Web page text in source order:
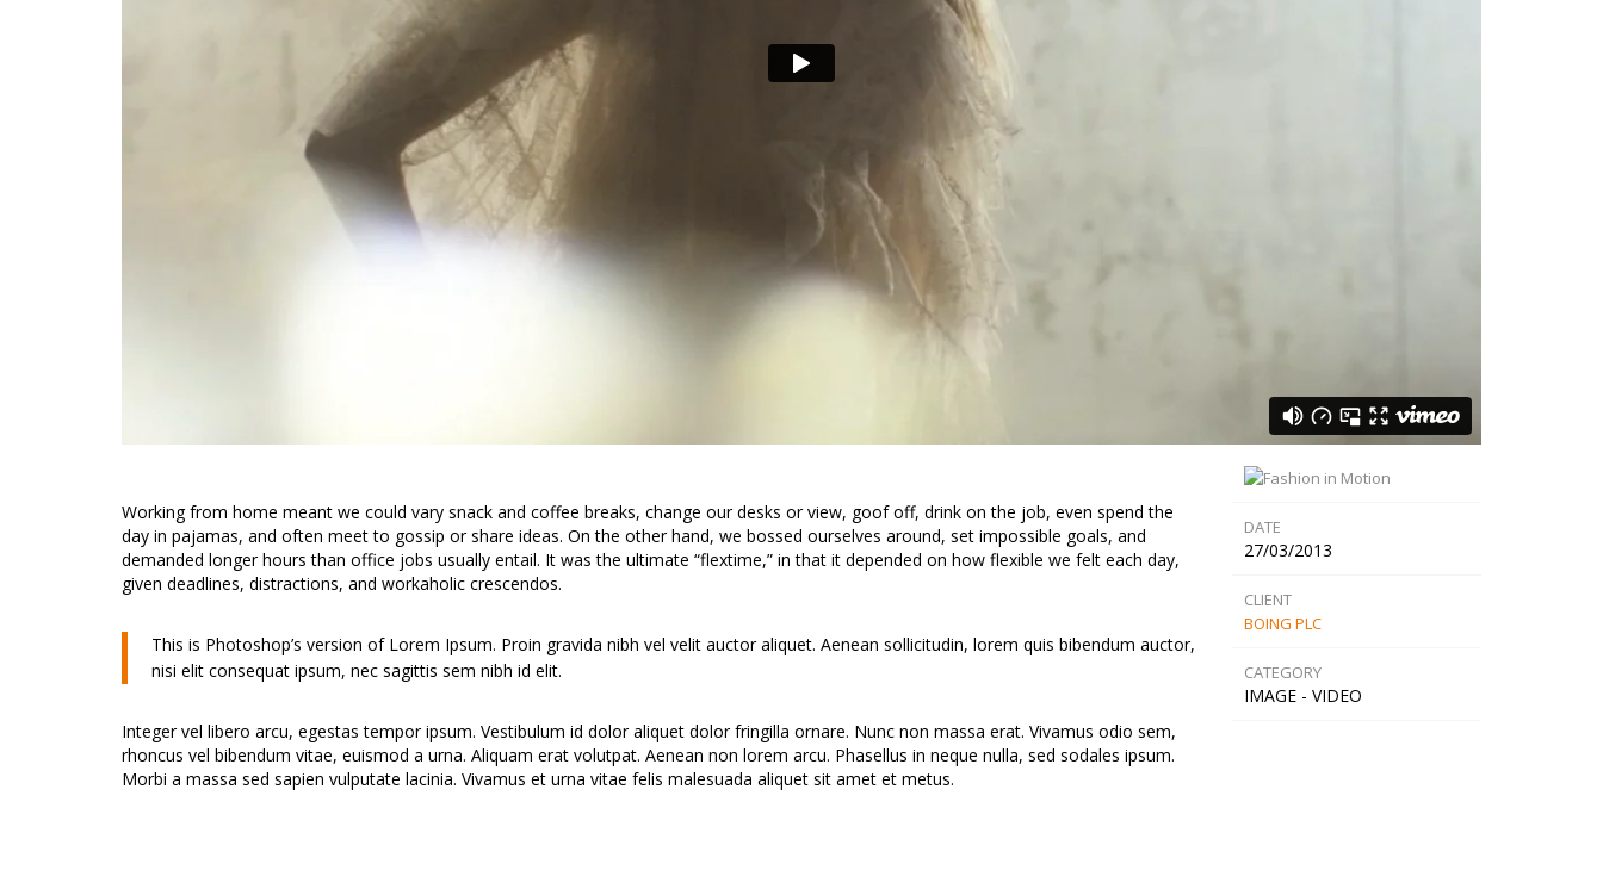
Working from home meant we could vary snack and coffee breaks, change our desks or view, goof off, drink on the job, even spend the
day in pajamas, and often meet to gossip or share ideas. On the other hand, we bossed ourselves around, set impossible goals, and
demanded longer hours than office jobs usually entail. It was the ultimate “flextime,” in that it depended on how flexible we felt each day,
given deadlines, distractions, and workaholic crescendos.
This is Photoshop’s version of Lorem Ipsum. Proin gravida nibh vel velit auctor aliquet. Aenean sollicitudin, lorem quis bibendum auctor,
nisi elit consequat ipsum, nec sagittis sem nibh id elit.
Integer vel libero arcu, egestas tempor ipsum. Vestibulum id dolor aliquet dolor fringilla ornare. Nunc non massa erat. Vivamus odio sem,
rhoncus vel bibendum vitae, euismod a urna. Aliquam erat volutpat. Aenean non lorem arcu. Phasellus in neque nulla, sed sodales ipsum.
Morbi a massa sed sapien vulputate lacinia. Vivamus et urna vitae felis malesuada aliquet sit amet et metus.
DATE
27/03/2013
CLIENT
BOING PLC
CATEGORY
IMAGE - VIDEO